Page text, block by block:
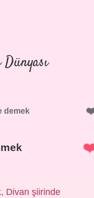
demek
Divan şiirinde